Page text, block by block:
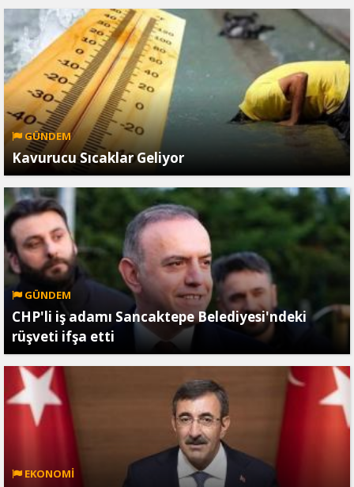
GÜNDEM
Kavurucu Sıcaklar Geliyor
GÜNDEM
CHP'li iş adamı Sancaktepe Belediyesi'ndeki
rüşveti ifşa etti
EKONOMİ